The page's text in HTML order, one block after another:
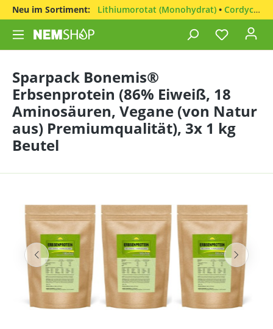
Neu im Sortiment: Lithiumorotat (Monohydrat) • Cordyceps sinensis
Sparpack Bonemis®
Erbsenprotein (86% Eiweiß, 18
Aminosäuren, Vegane (von Natur
aus) Premiumqualität), 3x 1 kg
Beutel